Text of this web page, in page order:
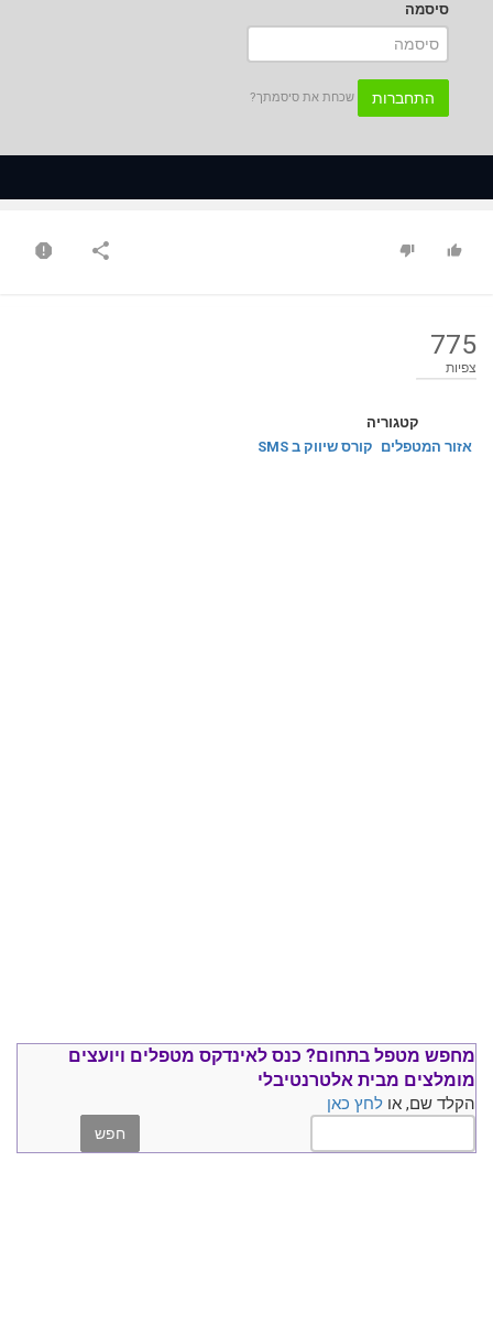
סיסמה
התחברות שכחת את סיסמתך?
775
צפיות
קטגוריה
אזור המטפלים קורס שיווק ב SMS
מחפש מטפל בתחום? כנס לאינדקס מטפלים ויועצים
מומלצים מבית אלטרנטיבלי
הקלד שם, או לחץ כאן